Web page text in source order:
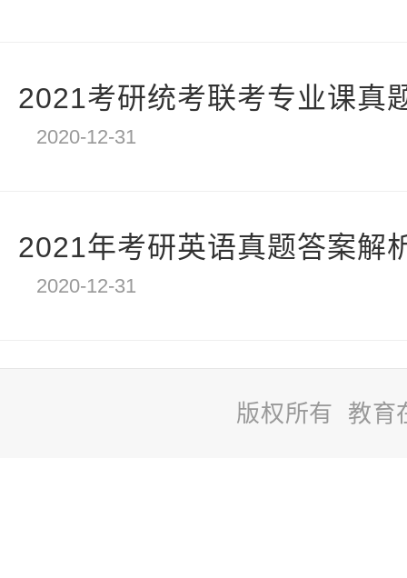
2021考研统考联考专业课真
2020-12-31
2021年考研英语真题答案解
2020-12-31
版权所有 教育